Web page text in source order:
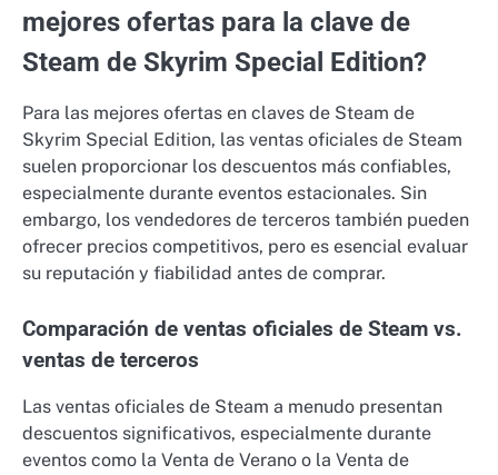
mejores ofertas para la clave de
Steam de Skyrim Special Edition?
Para las mejores ofertas en claves de Steam de
Skyrim Special Edition, las ventas oficiales de Steam
suelen proporcionar los descuentos más confiables,
especialmente durante eventos estacionales. Sin
embargo, los vendedores de terceros también pueden
ofrecer precios competitivos, pero es esencial evaluar
su reputación y fiabilidad antes de comprar.
Comparación de ventas oficiales de Steam vs.
ventas de terceros
Las ventas oficiales de Steam a menudo presentan
descuentos significativos, especialmente durante
eventos como la Venta de Verano o la Venta de